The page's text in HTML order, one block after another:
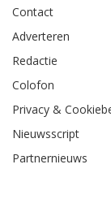
Contact
Adverteren
Redactie
Colofon
Privacy &
Nieuwsscript
Partnernieuws